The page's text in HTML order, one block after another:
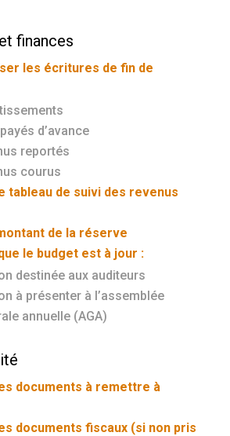
finances
les écritures de fin de
d’avance
reportés
courus
tableau de suivi des revenus
de la réserve
le budget est à jour :
destinée aux auditeurs
à présenter à l’assemblée
annuelle (AGA)
documents à remettre à
documents fiscaux (si non pris